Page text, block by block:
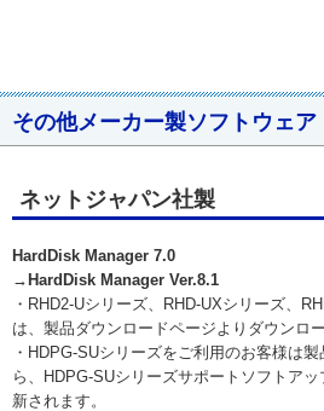
その他メーカー製ソフトウェア
ネットジャパン社製
HardDisk Manager 7.0
→HardDisk Manager Ver.8.1
・RHD2-Uシリーズ、RHD-UXシリーズ、
は、製品ダウンロードページよりダウンロ
・HDPG-SUシリーズをご利用のお客様は
ら、HDPG-SUシリーズサポートソフトア
新されます。